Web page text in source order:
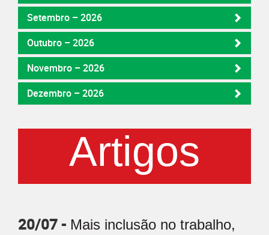
Setembro – 2026
Outubro – 2026
Novembro – 2026
Dezembro – 2026
Artigos
20/07 - Mais inclusão no trabalho,